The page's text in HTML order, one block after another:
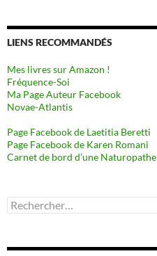
LIENS RECOMMANDÉS
Mes livres sur Amazon !
Fréquence-Soi
Ma Page Auteur Facebook
Novae-Atlantis
Page Facebook de Laetitia Beretti
Page Facebook de Karen Romani
Carnet de bord d’une Naturopathe
Rechercher :